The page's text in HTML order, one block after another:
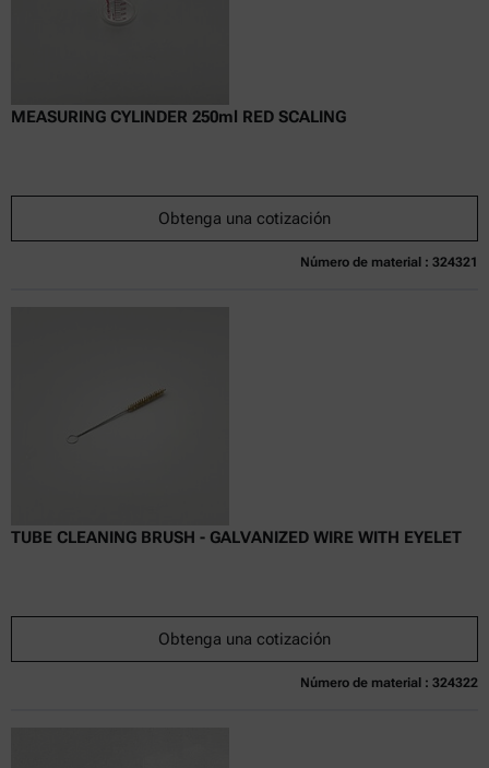
MEASURING CYLINDER 250ml RED SCALING
Obtenga una cotización
Número de material : 324321
TUBE CLEANING BRUSH - GALVANIZED WIRE WITH EYELET
Obtenga una cotización
Número de material : 324322